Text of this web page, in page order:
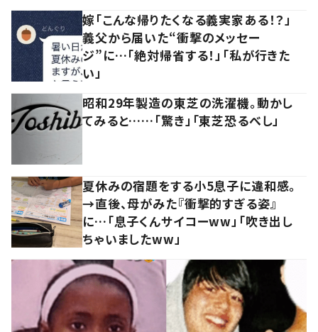
嫁「こんな帰りたくなる義実家ある！？」
義父から届いた“衝撃のメッセー
ジ”に…「絶対帰省する！」「私が行きた
い」
昭和29年製造の東芝の洗濯機。動かし
てみると……「驚き」「東芝恐るべし」
夏休みの宿題をする小5息子に違和感。
→直後、母がみた『衝撃的すぎる姿』
に…「息子くんサイコーww」「吹き出し
ちゃいましたww」